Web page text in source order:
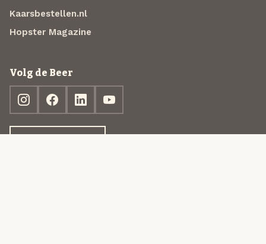
Kaarsbestellen.nl
Hopster Magazine
Volg de Beer